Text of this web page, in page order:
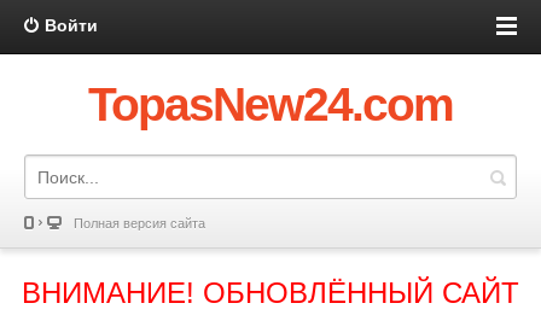
Войти
TopasNew24.com
Полная версия сайта
ВНИМАНИЕ! ОБНОВЛЁННЫЙ САЙТ